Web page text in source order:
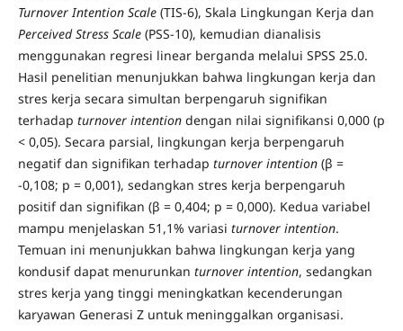
Turnover Intention Scale(TIS-6), Skala Lingkungan Kerja dan
Perceived Stress Scale(PSS-10), kemudian dianalisis
menggunakan regresi linear berganda melalui SPSS 25.0.
Hasil penelitian menunjukkan bahwa lingkungan kerja dan
stres kerja secara simultan berpengaruh signifikan
terhadap turnover intentiondengan nilai signifikansi 0,000 (p
< 0,05). Secara parsial, lingkungan kerja berpengaruh
negatif dan signifikan terhadap turnover intention(β =
-0,108; p = 0,001), sedangkan stres kerja berpengaruh
positif dan signifikan (β = 0,404; p = 0,000). Kedua variabel
mampu menjelaskan 51,1% variasi turnover intention.
Temuan ini menunjukkan bahwa lingkungan kerja yang
kondusif dapat menurunkan turnover intention, sedangkan
stres kerja yang tinggi meningkatkan kecenderungan
karyawan Generasi Z untuk meninggalkan organisasi.